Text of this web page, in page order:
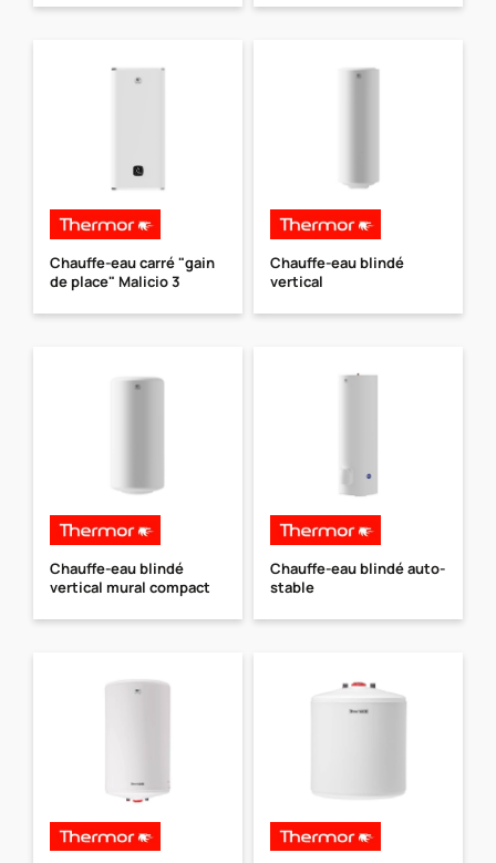
Chauffe-eau carré "gain
de place" Malicio 3
Chauffe-eau blindé
vertical
Chauffe-eau blindé
vertical mural compact
Chauffe-eau blindé auto-
stable